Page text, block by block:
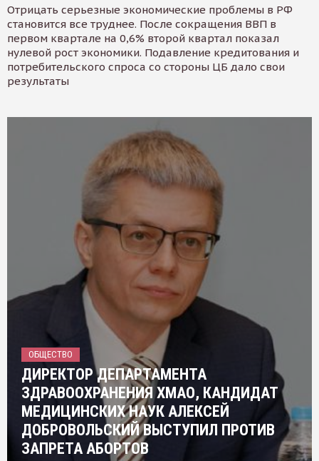
Отрицать серьезные экономические проблемы в РФ
становится все труднее. После сокращения ВВП в
первом квартале на 0,6% второй квартал показал
нулевой рост экономики. Подавление кредитования и
потребительского спроса со стороны ЦБ дало свои
результаты
ОБЩЕСТВО
ДИРЕКТОР ДЕПАРТАМЕНТА
ЗДРАВООХРАНЕНИЯ ХМАО, КАНДИДАТ
МЕДИЦИНСКИХ НАУК АЛЕКСЕЙ
ДОБРОВОЛЬСКИЙ ВЫСТУПИЛ ПРОТИВ
ЗАПРЕТА АБОРТОВ